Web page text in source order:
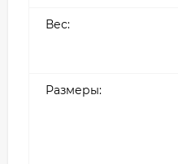
Вес:
Размеры: